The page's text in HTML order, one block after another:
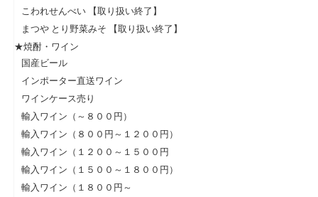
こわれせんべい 【取り扱い終了】
まつや とり野菜みそ 【取り扱い終了】
★焼酎・ワイン
国産ビール
インポーター直送ワイン
ワインケース売り
輸入ワイン（～８００円）
輸入ワイン（８００円～１２００円）
輸入ワイン（１２００～１５００円
輸入ワイン（１５００～１８００円）
輸入ワイン（１８００円～